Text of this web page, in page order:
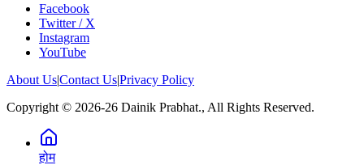
Facebook
Twitter / X
Instagram
YouTube
About Us|Contact Us|Privacy Policy
Copyright © 2026-26 Dainik Prabhat., All Rights Reserved.
होम